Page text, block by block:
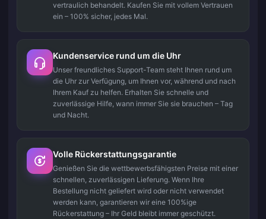
vertraulich behandelt. Kaufen Sie mit vollem Vertrauen
ein – 100% sicher, jedes Mal.
Kundenservice rund um die Uhr
Unser freundliches Support-Team steht Ihnen rund um
die Uhr zur Verfügung, um Ihnen vor, während und nach
Ihrem Kauf zu helfen. Erhalten Sie schnelle und
zuverlässige Hilfe, wann immer Sie sie brauchen – Tag
und Nacht.
Volle Rückerstattungsgarantie
Genießen Sie die wettbewerbsfähigsten Preise mit einer
schnellen, zuverlässigen Lieferung. Wenn Ihre
Bestellung nicht geliefert wird oder nicht verwendet
werden kann, garantieren wir eine 100%ige
Rückerstattung – Ihr Geld bleibt immer geschützt.